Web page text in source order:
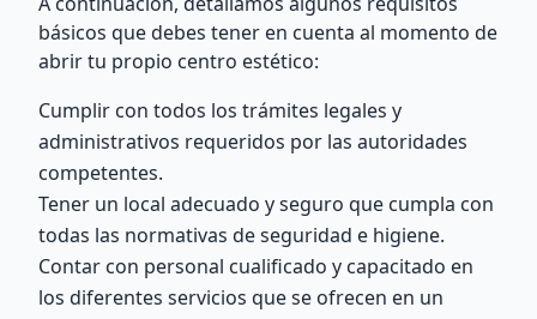
básicos que debes tener en cuenta al momento de
abrir tu propio centro estético:
Cumplir con todos los trámites legales y
administrativos requeridos por las autoridades
competentes.
Tener un local adecuado y seguro que cumpla con
todas las normativas de seguridad e higiene.
Contar con personal cualificado y capacitado en
los diferentes servicios que se ofrecen en un